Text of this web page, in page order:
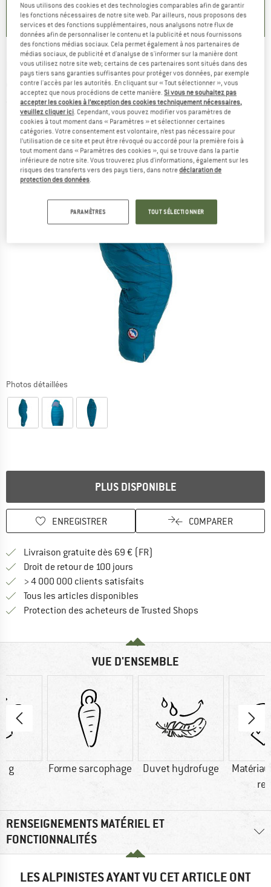
5,0(2)
BIG AGNES - Women's Sidewinder SL 20 - Sac
de couchage en duvet
(0)
Photos détaillées
PLUS DISPONIBLE
ENREGISTRER COMPARER
Livraison gratuite dès 69 € (FR)
Droit de retour de 100 jours
> 4 000 000 clients satisfaits
Tous les articles disponibles
Protection des acheteurs de Trusted Shops
VUE D'ENSEMBLE
g Forme sarcophage Duvet hydrofuge
RENSEIGNEMENTS MATÉRIEL ET
FONCTIONNALITÉS
LES ALPINISTES AYANT VU CET ARTICLE ONT
Nous utilisons des cookies et des technologies comparables afin de garantir
les fonctions nécessaires de notre site web. Par ailleurs, nous proposons des
services et des fonctions supplémentaires, nous analysons notre flux de
données afin de personnaliser le contenu et la publicité et nous fournissons
des fonctions médias sociaux. Cela permet également à nos partenaires de
médias sociaux, de publicité et d'analyse de s'informer sur la manière dont
vous utilisez notre site web; certains de ces partenaires sont situés dans des
pays tiers sans garanties suffisantes pour protéger vos données, par exemple
contre l'accès par les autorités. En cliquant sur « Tout sélectionner », vous
acceptez que nous procédions de cette manière.Si vous ne souhaitez pas
accepter les cookies à l’exception des cookies techniquement nécessaires,
veuillez cliquer ici. Cependant, vous pouvez modifier vos paramètres de
cookies à tout moment dans « Paramètres » et sélectionner certaines
catégories. Votre consentement est volontaire, n’est pas nécessaire pour
l’utilisation de ce site et peut être révoqué ou accordé pour la première fois à
tout moment dans « Paramètres des cookies », qui se trouve dans la partie
inférieure de notre site. Vous trouverez plus d'informations, également sur les
risques des transferts vers des pays tiers, dans notredéclaration de
protection des données.
PARAMÈTRES TOUT SÉLECTIONNER